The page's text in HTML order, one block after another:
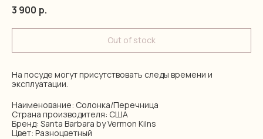
3 900 р.
Out of stock
На посуде могут присутствовать следы времени и
эксплуатации.
Наименование: Солонка/Перечница
Страна производителя: США
Бренд: Santa Barbara by Vermon Kilns
Цвет: Разноцветный